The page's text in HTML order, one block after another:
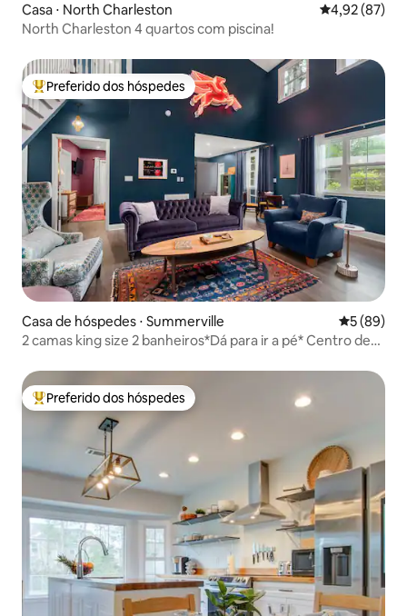
Casa ⋅ North Charleston 4,92 de uma
4,92 (87)
North Charleston 4 quartos com piscina!
Entre os melhores preferidos dos hóspedes
Preferido dos hóspedes
Casa de hóspedes ⋅ Summerville 5 de uma
5 (89)
2 camas king size 2 banheiros*Dá para ir a pé* Centro de
Entre os melhores preferidos dos hóspedes
Preferido dos hóspedes